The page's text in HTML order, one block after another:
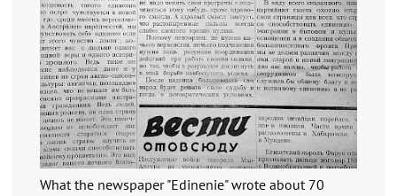
What the newspaper "Edinenie" wrote about 70